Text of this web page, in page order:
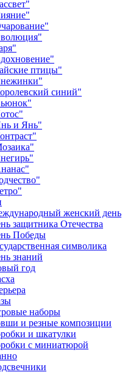
птицы"
синий"
и Янь"
женский день
защитника Отечества
Победы
символика
знаний
год
наборы
и резные композиции
и шкатулки
с миниатюрой